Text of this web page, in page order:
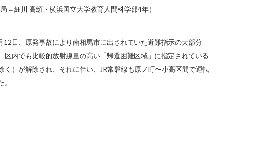
＝細川 高頌・横浜国立大学教育人間科学部4年）
12日、原発事故により南相馬市に出されていた避難指示の大部分
区内でも比較的放射線量の高い「帰還困難区域」に指定されている
く）が解除され、それに伴い、JR常磐線も原ノ町〜小高区間で運転
。